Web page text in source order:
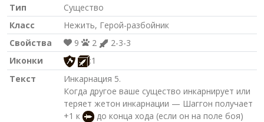
Тип
Существо
Класс
Нежить, Герой-разбойник
Свойства
9 2
2-3-3
Иконки
:1
Текст
Инкарнация 5.
Когда другое ваше существо инкарнирует или
теряет жетон инкарнации — Шаггон получает
+1 к
до конца хода (если он на поле боя)